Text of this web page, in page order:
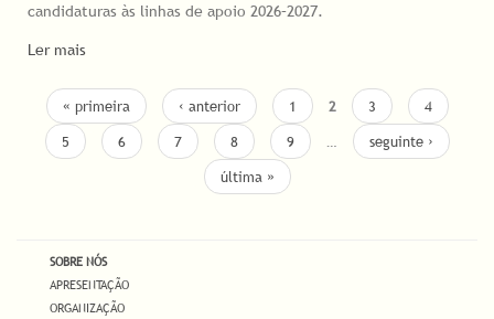
candidaturas às linhas de apoio 2026–2027.
Ler mais
PAGES« primeira ‹ anterior 1 2 3
4
5
6 7 8 9 …
seguinte ›
última »
SOBRE NÓS
APRESENTAÇÃO
ORGANIZAÇÃO